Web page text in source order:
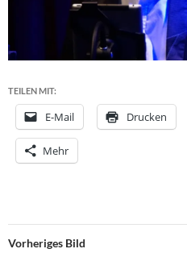
TEILEN MIT:
E-Mail Drucken
Mehr
Vorheriges Bild